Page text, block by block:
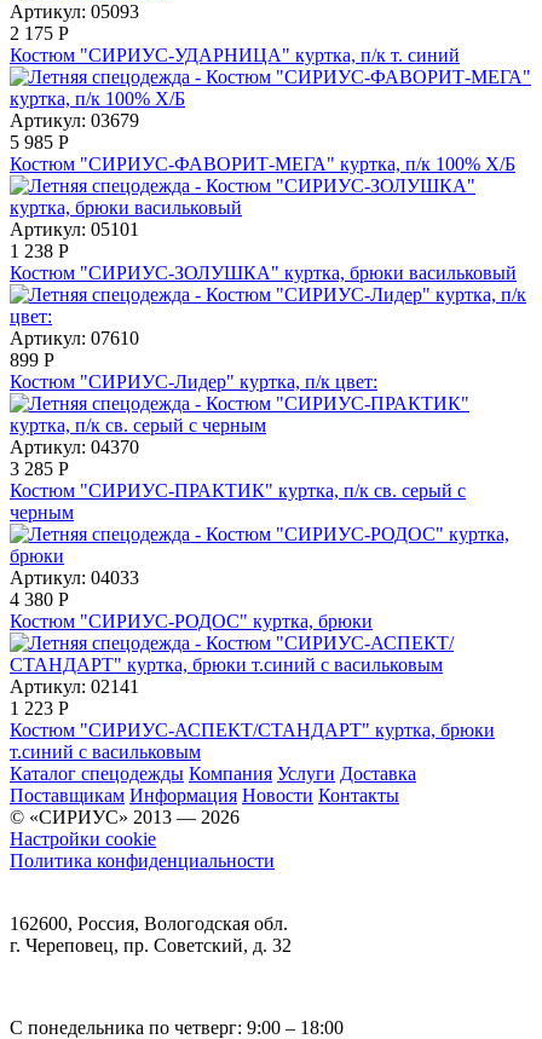
Артикул: 05093
2 175 Р
Костюм "СИРИУС-УДАРНИЦА" куртка, п/к т. синий
Артикул: 03679
5 985 Р
Костюм "СИРИУС-ФАВОРИТ-МЕГА" куртка, п/к 100% Х/Б
Артикул: 05101
1 238 Р
Костюм "СИРИУС-ЗОЛУШКА" куртка, брюки васильковый
Артикул: 07610
899 Р
Костюм "СИРИУС-Лидер" куртка, п/к цвет:
Артикул: 04370
3 285 Р
Костюм "СИРИУС-ПРАКТИК" куртка, п/к св. серый с
черным
Артикул: 04033
4 380 Р
Костюм "СИРИУС-РОДОС" куртка, брюки
Артикул: 02141
1 223 Р
Костюм "СИРИУС-АСПЕКТ/СТАНДАРТ" куртка, брюки
т.синий с васильковым
Каталог спецодежды Компания Услуги Доставка
Поставщикам Информация Новости Контакты
© «СИРИУС» 2013 — 2026
Настройки cookie
Политика конфиденциальности
162600, Россия, Вологодская обл.
г. Череповец, пр. Советский, д. 32
С понедельника по четверг: 9:00 – 18:00